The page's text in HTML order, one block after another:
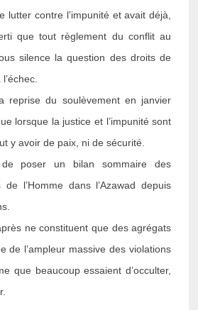
lutter contre l’impunité et avait déjà,
que tout règlement du conflit au
silence la question des droits de
reprise du soulèvement en janvier
lorsque la justice et l’impunité sont
y avoir de paix, ni de sécurité.
de poser un bilan sommaire des
l’Homme dans l’Azawad depuis
ne constituent que des agrégats
de l’ampleur massive des violations
que beaucoup essaient d’occulter,